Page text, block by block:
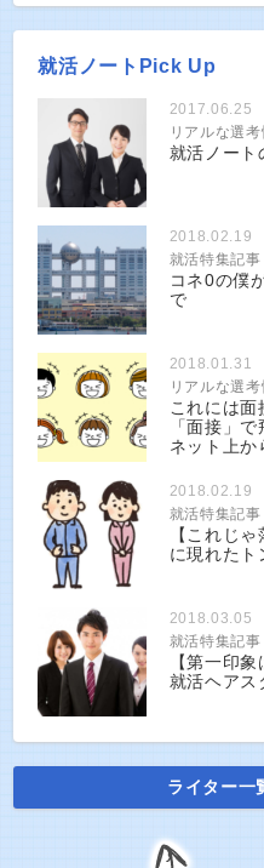
就活ノートPick Up
2017.06.25
リアルな選
就活ノート
2018.02.19
就活特集記事
コネ0の僕
で
2018.01.31
リアルな選
これには
「面接」
ネット上か
2018.02.19
就活特集記事
【これじ
に現れたト
2018.03.05
就活特集記事
【第一印
就活ヘアス
ライター一